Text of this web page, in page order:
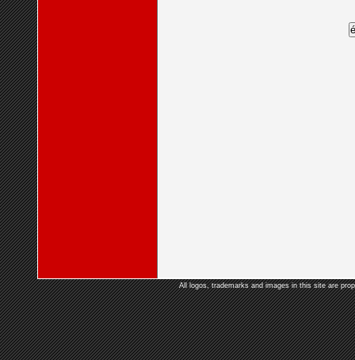
All logos, trademarks and images in this site are